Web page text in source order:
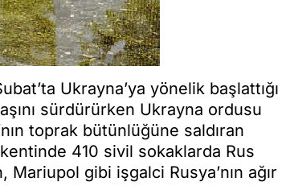
Ukrayna’ya yönelik başlattığı
sürdürürken Ukrayna ordusu
toprak bütünlüğüne saldıran
410 sivil sokaklarda Rus
gibi işgalci Rusya’nın ağır